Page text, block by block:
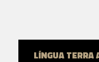
LÍNGUA